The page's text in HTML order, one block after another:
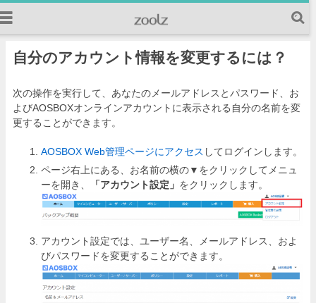
自分のアカウント情報を変更するには？
次の操作を実行して、あなたのメールアドレスとパスワード、お
よびAOSBOXオンラインアカウントに表示される自分の名前を変
更することができます。
AOSBOX Web管理ページにアクセス してログインします。
ページ右上にある、お名前の横の▼をクリックしてメニュ
ーを開き、
「アカウント設定」 をクリックします。
アカウント設定では、ユーザー名、メールアドレス、およ
びパスワードを変更することができます。